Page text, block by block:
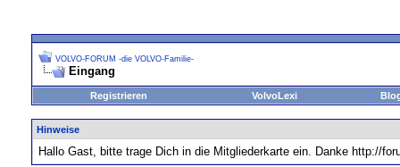
VOLVO-FORUM -die VOLVO-Familie-
Eingang
Registrieren VolvoLexi
Hinweise
Hallo Gast, bitte trage Dich in die Mitgliederkarte ein. Danke http://